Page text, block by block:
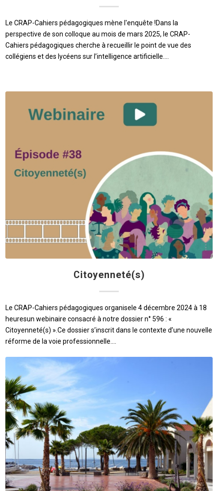
Le CRAP-Cahiers pédagogiques mène l'enquête !Dans la
perspective de son colloque au mois de mars 2025, le CRAP-
Cahiers pédagogiques cherche à recueillir le point de vue des
collégiens et des lycéens sur l’intelligence artificielle.…
Citoyenneté(s)
Le CRAP-Cahiers pédagogiques organisele 4 décembre 2024 à 18
heuresun webinaire consacré à notre dossier n° 596 : «
Citoyenneté(s) ».Ce dossier s’inscrit dans le contexte d’une nouvelle
réforme de la voie professionnelle.…